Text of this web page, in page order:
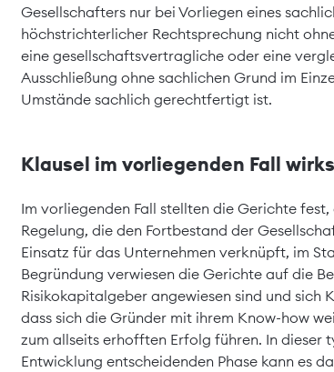
Gesellschafters nur bei Vorliegen eines
höchstrichterlicher Rechtsprechung nicht
eine gesellschaftsvertragliche oder eine
Ausschließung ohne sachlichen Grund im
Umstände sachlich gerechtfertigt ist.
Klausel im vorliegenden Fall
Im vorliegenden Fall stellten die Gerichte
Regelung, die den Fortbestand der
Einsatz für das Unternehmen verknüpft, im
Begründung verwiesen die Gerichte auf die
Risikokapitalgeber angewiesen sind und sich
dass sich die Gründer mit ihrem Know-how
zum allseits erhofften Erfolg führen. In dieser
Entwicklung entscheidenden Phase kann es